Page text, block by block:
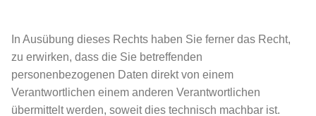
In Ausübung dieses Rechts haben Sie ferner das Recht,
zu erwirken, dass die Sie betreffenden
personenbezogenen Daten direkt von einem
Verantwortlichen einem anderen Verantwortlichen
übermittelt werden, soweit dies technisch machbar ist.